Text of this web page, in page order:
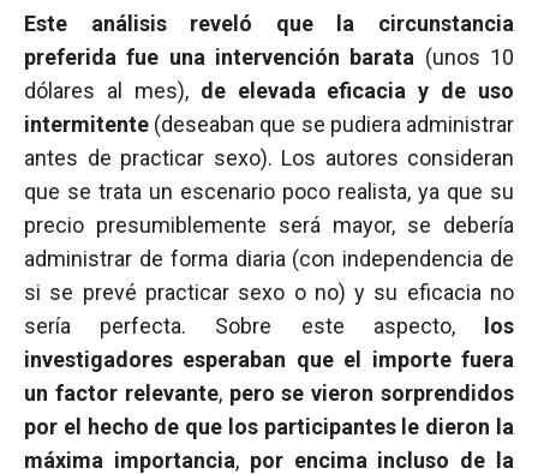
Este análisis reveló que la circunstancia
preferida fue una intervención barata (unos 10
dólares al mes),de elevada eficacia y de uso
intermitente (deseaban que se pudiera administrar
antes de practicar sexo). Los autores consideran
que se trata un escenario poco realista, ya que su
precio presumiblemente será mayor, se debería
administrar de forma diaria (con independencia de
si se prevé practicar sexo o no) y su eficacia no
sería perfecta. Sobre este aspecto,
los
investigadores esperaban que el importe fuera
un factor relevante,pero se vieron sorprendidos
por el hecho de que los participantes le dieron la
máxima importancia,por encima incluso de la